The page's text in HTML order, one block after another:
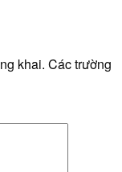
khai. Các trường